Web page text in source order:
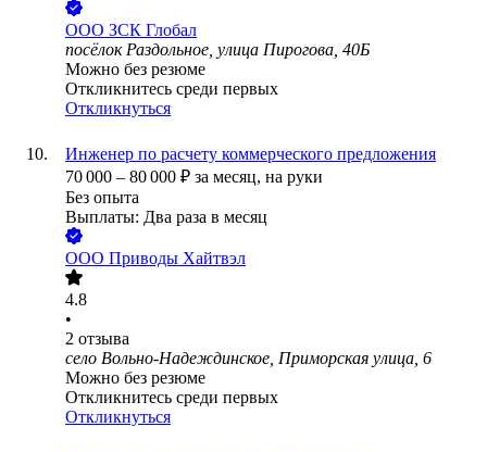
ООО ЗСК Глобал
посёлок Раздольное, улица Пирогова, 40Б
Можно без резюме
Откликнитесь среди первых
Откликнуться
Инженер по расчету коммерческого предложения
70 000 – 80 000 ₽ за месяц, на руки
Без опыта
Выплаты: Два раза в месяц
ООО Приводы Хайтвэл
4.8
•
2 отзыва
село Вольно-Надеждинское, Приморская улица, 6
Можно без резюме
Откликнитесь среди первых
Откликнуться